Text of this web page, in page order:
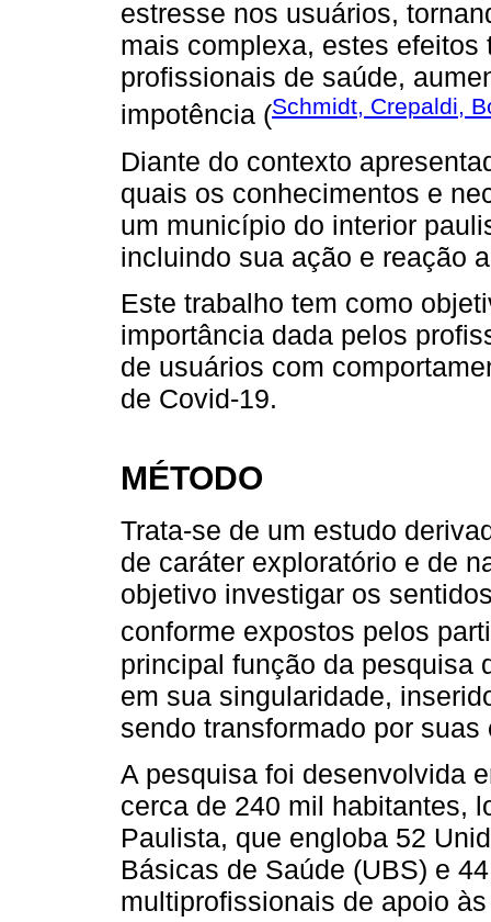
estresse nos usuários,
mais complexa, estes
profissionais de saúde,
impotência (Schmidt, Crepaldi,
Diante do contexto
quais os conhecimentos e
um município do interior
incluindo sua ação e reação
Este trabalho tem como
importância dada pelos
de usuários com
de Covid-19.
MÉTODO
Trata-se de um estudo
de caráter exploratório e de
objetivo investigar os
conforme expostos pelos
principal função da pesquisa
em sua singularidade,
sendo transformado por suas
A pesquisa foi desenvolvida
cerca de 240 mil habitantes,
Paulista, que engloba 52
Básicas de Saúde (UBS) e
multiprofissionais de apoio